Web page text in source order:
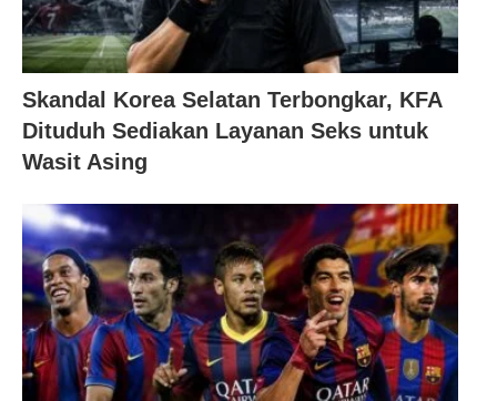
Skandal Korea Selatan Terbongkar, KFA
Dituduh Sediakan Layanan Seks untuk
Wasit Asing